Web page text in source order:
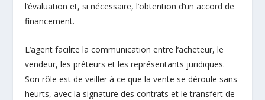
l’évaluation et, si nécessaire, l’obtention d’un accord de
financement.
L’agent facilite la communication entre l’acheteur, le
vendeur, les prêteurs et les représentants juridiques.
Son rôle est de veiller à ce que la vente se déroule sans
heurts, avec la signature des contrats et le transfert de